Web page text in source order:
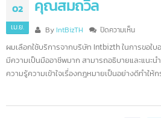
02
เม.ย.
คุณสมถวิล
ByIntBizTH ปิดความเห็นบน
คุณ
สม
ผมเลือกใช้บริการจากบริษัท Intbizth ในการข
มีความเป็นมืออาชีพมาก สามารถอธิบายและแน